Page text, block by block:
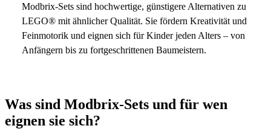
Modbrix-Sets sind hochwertige, günstigere Alternativen zu
LEGO® mit ähnlicher Qualität. Sie fördern Kreativität und
Feinmotorik und eignen sich für Kinder jeden Alters – von
Anfängern bis zu fortgeschrittenen Baumeistern.
Was sind Modbrix-Sets und für wen
eignen sie sich?